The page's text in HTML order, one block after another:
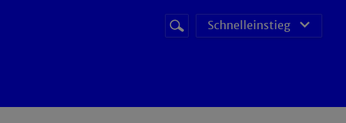
Suchbegriff
Suche
starten
Schnelleinstieg